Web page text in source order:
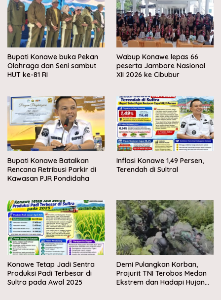
Bupati Konawe buka Pekan
Olahraga dan Seni sambut
HUT ke-81 RI
Wabup Konawe lepas 66
peserta Jambore Nasional
XII 2026 ke Cibubur
Bupati Konawe Batalkan
Rencana Retribusi Parkir di
Kawasan PJR Pondidaha
Inflasi Konawe 1,49 Persen,
Terendah di Sultral
Konawe Tetap Jadi Sentra
Produksi Padi Terbesar di
Sultra pada Awal 2025
Demi Pulangkan Korban,
Prajurit TNI Terobos Medan
Ekstrem dan Hadapi Hujan